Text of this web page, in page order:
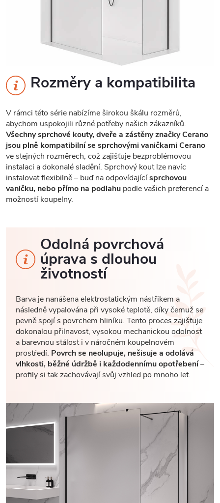
Rozměry a kompatibilita
V rámci této série nabízíme širokou škálu rozměrů,
abychom uspokojili různé potřeby našich zákazníků.
Všechny sprchové kouty, dveře a zástěny značky Cerano
jsou plně kompatibilní se sprchovými vaničkami Cerano
ve stejných rozměrech, což zajišťuje bezproblémovou
instalaci a dokonalé sladění. Sprchový kout lze navíc
instalovat flexibilně – buď na odpovídajícísprchovou
vaničku, nebo přímo na podlahu podle vašich preferencí a
možností koupelny.
Odolná povrchová
úprava s dlouhou
životností
Barva je nanášena elektrostatickým nástřikem a
následně vypalována při vysoké teplotě, díky čemuž se
pevně spojí s povrchem hliníku. Tento proces zajišťuje
dokonalou přilnavost, vysokou mechanickou odolnost
a barevnou stálost i v náročném koupelnovém
prostředí. Povrch se neolupuje, nešisuje a odolává
vlhkosti, běžné údržbě i každodennímu opotřebení–
profily si tak zachovávají svůj vzhled po mnoho let.